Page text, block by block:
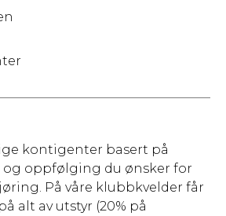
kontigenter basert på
og oppfølging du ønsker for
På våre klubbkvelder får
alt av utstyr (20% på